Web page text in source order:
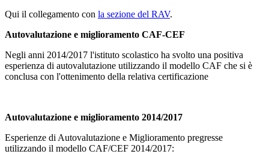
Qui il collegamento con la sezione del RAV.
Autovalutazione e miglioramento CAF-CEF
Negli anni 2014/2017 l'istituto scolastico ha svolto una positiva
esperienza di autovalutazione utilizzando il modello CAF che si è
conclusa con l'ottenimento della relativa certificazione
Autovalutazione e miglioramento 2014/2017
Esperienze di Autovalutazione e Miglioramento pregresse
utilizzando il modello CAF/CEF 2014/2017: